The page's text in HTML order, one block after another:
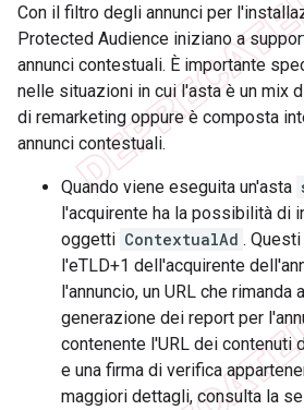
Con il filtro degli annunci per
Protected Audience iniziano a
annunci contestuali. È importante
nelle situazioni in cui l'asta è un mix
di remarketing oppure è composta
annunci contestuali.
Quando viene eseguita un'asta
l'acquirente ha la possibilità di
oggetti ContextualAd .
l'eTLD+1 dell'acquirente
l'annuncio, un URL che rimanda
generazione dei report per
contenente l'URL dei contenuti
e una firma di verifica
maggiori dettagli, consulta la